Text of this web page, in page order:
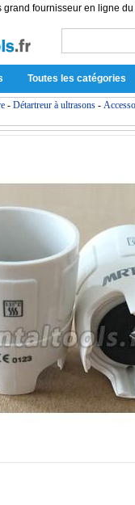
grand fournisseur en ligne
Toutes les catégories
- Détartreur à ultrasons -